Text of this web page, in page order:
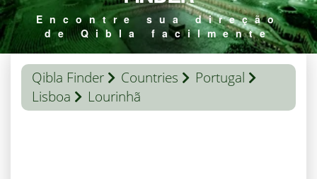
Encontre sua direção
de Qibla facilmente
Qibla Finder Countries
Portugal
Lisboa
Lourinhã